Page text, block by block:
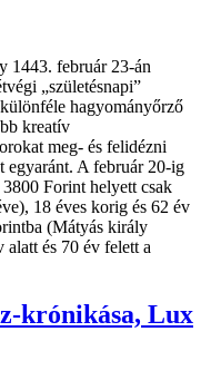
1443. február 23-án
„születésnapi”
hagyományőrző
kreatív
meg- és felidézni
egyaránt. A február 20-ig
Forint helyett csak
18 éves korig és 62 év
(Mátyás király
és 70 év felett a
krónikása, Lux